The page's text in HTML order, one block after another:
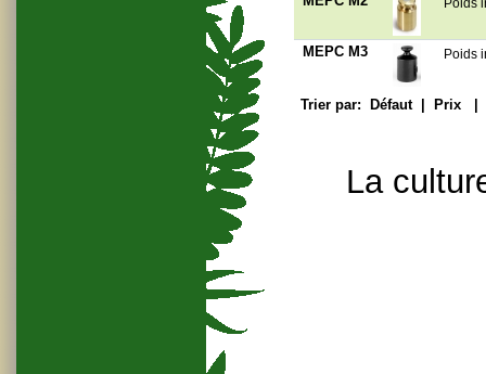
Poids
MEPC M3 Poids
Trier par: Défaut| Prix
La